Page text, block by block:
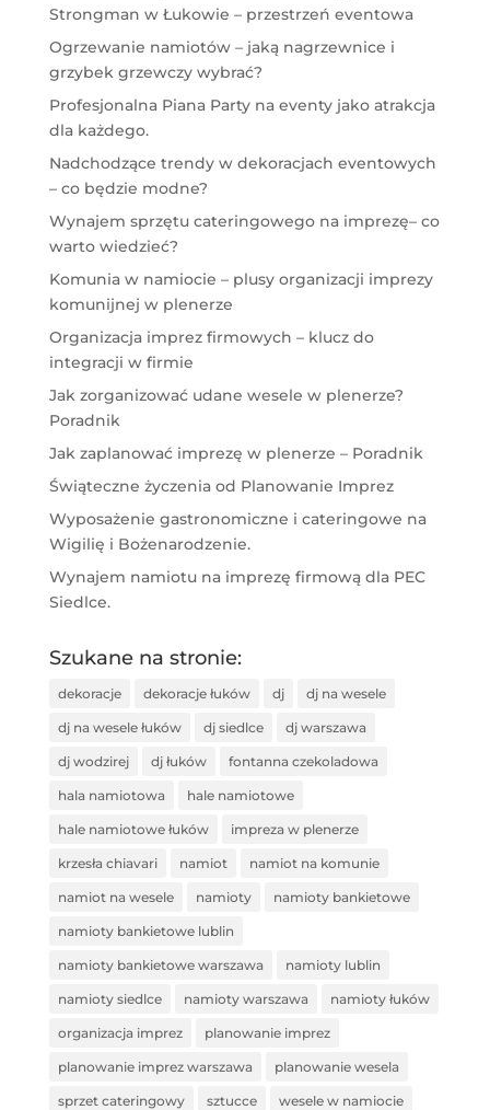
Strongman w Łukowie – przestrzeń eventowa
Ogrzewanie namiotów – jaką nagrzewnice i
grzybek grzewczy wybrać?
Profesjonalna Piana Party na eventy jako atrakcja
dla każdego.
Nadchodzące trendy w dekoracjach eventowych
– co będzie modne?
Wynajem sprzętu cateringowego na imprezę– co
warto wiedzieć?
Komunia w namiocie – plusy organizacji imprezy
komunijnej w plenerze
Organizacja imprez firmowych – klucz do
integracji w firmie
Jak zorganizować udane wesele w plenerze?
Poradnik
Jak zaplanować imprezę w plenerze – Poradnik
Świąteczne życzenia od Planowanie Imprez
Wyposażenie gastronomiczne i cateringowe na
Wigilię i Bożenarodzenie.
Wynajem namiotu na imprezę firmową dla PEC
Siedlce.
Szukane na stronie:
dekoracje dekoracje łuków dj dj na wesele
dj na wesele łuków dj siedlce dj warszawa
dj wodzirej dj łuków fontanna czekoladowa
hala namiotowa hale namiotowe
hale namiotowe łuków impreza w plenerze
krzesła chiavari namiot namiot na komunie
namiot na wesele namioty namioty bankietowe
namioty bankietowe lublin
namioty bankietowe warszawa namioty lublin
namioty siedlce namioty warszawa namioty łuków
organizacja imprez planowanie imprez
planowanie imprez warszawa planowanie wesela
sprzet cateringowy sztucce wesele w namiocie